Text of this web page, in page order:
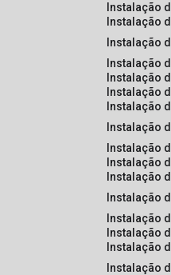
instalação
instalação
instalação
instalação
instalação
instalação
instalação
instalação
instalação
instalação
instalação
instalação
instalação
instalação
instalação
instalação